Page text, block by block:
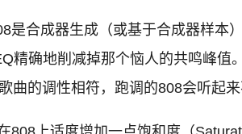
是合成器生成（或基于合成器样本
精确地削减掉那个恼人的共鸣峰值。
曲的调性相符，跑调的808会听起